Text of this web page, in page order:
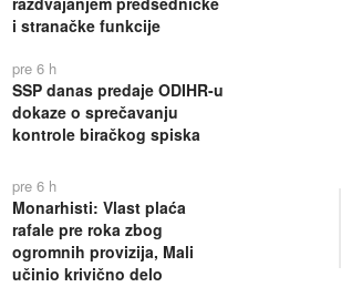
i stranačke funkcije
pre 6 h
SSP danas predaje ODIHR-u
dokaze o sprečavanju
kontrole biračkog spiska
pre 6 h
Monarhisti: Vlast plaća
rafale pre roka zbog
ogromnih provizija, Mali
učinio krivično delo